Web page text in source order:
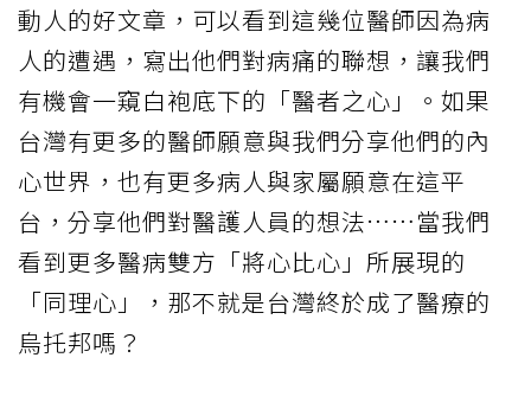
動人的好文章，可以看到這幾位醫師因為病
人的遭遇，寫出他們對病痛的聯想，讓我們
有機會一窺白袍底下的「醫者之心」。如果
台灣有更多的醫師願意與我們分享他們的內
心世界，也有更多病人與家屬願意在這平
台，分享他們對醫護人員的想法……當我們
看到更多醫病雙方「將心比心」所展現的
「同理心」，那不就是台灣終於成了醫療的
烏托邦嗎？